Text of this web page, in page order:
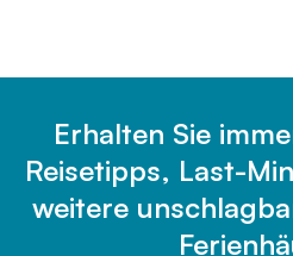
Erhalten Sie
Reisetipps, Last-
weitere